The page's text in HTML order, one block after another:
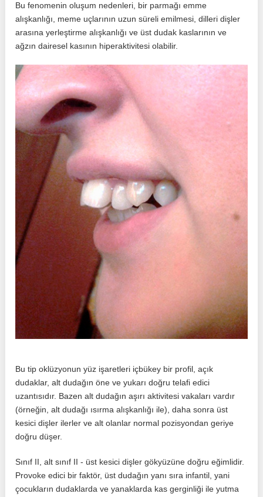
Bu fenomenin oluşum nedenleri, bir parmağı emme
alışkanlığı, meme uçlarının uzun süreli emilmesi, dilleri dişler
arasına yerleştirme alışkanlığı ve üst dudak kaslarının ve
ağzın dairesel kasının hiperaktivitesi olabilir.
Bu tip oklüzyonun yüz işaretleri içbükey bir profil, açık
dudaklar, alt dudağın öne ve yukarı doğru telafi edici
uzantısıdır. Bazen alt dudağın aşırı aktivitesi vakaları vardır
(örneğin, alt dudağı ısırma alışkanlığı ile), daha sonra üst
kesici dişler ilerler ve alt olanlar normal pozisyondan geriye
doğru düşer.
Sınıf II, alt sınıf II - üst kesici dişler gökyüzüne doğru eğimlidir.
Provoke edici bir faktör, üst dudağın yanı sıra infantil, yani
çocukların dudaklarda ve yanaklarda kas gerginliği ile yutma